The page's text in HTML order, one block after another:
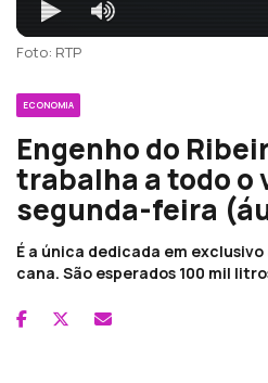
Foto: RTP
ECONOMIA
Engenho do
trabalha a todo o
segunda-feira
É a única dedicada em
cana. São esperados 100 mil